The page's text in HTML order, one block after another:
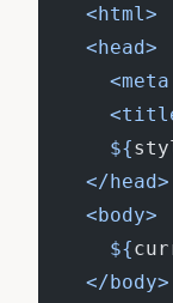
    <html>
    <head>
      ${
    </head>
    <body>
      ${
    </body>